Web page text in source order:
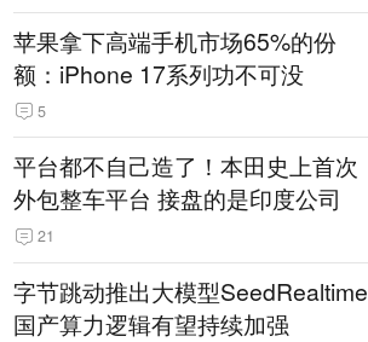
苹果拿下高端手机市场65%的份
额：iPhone 17系列功不可没
5
平台都不自己造了！本田史上首次
外包整车平台 接盘的是印度公司
21
字节跳动推出大模型SeedRealtime
国产算力逻辑有望持续加强